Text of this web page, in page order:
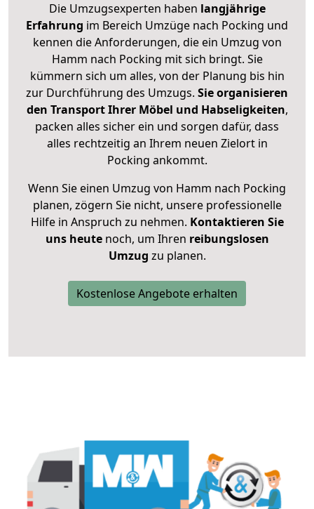
Die Umzugsexperten haben langjährige
Erfahrung im Bereich Umzüge nach Pocking und
kennen die Anforderungen, die ein Umzug von
Hamm nach Pocking mit sich bringt. Sie
kümmern sich um alles, von der Planung bis hin
zur Durchführung des Umzugs. Sie organisieren
den Transport Ihrer Möbel und Habseligkeiten,
packen alles sicher ein und sorgen dafür, dass
alles rechtzeitig an Ihrem neuen Zielort in
Pocking ankommt.
Wenn Sie einen Umzug von Hamm nach Pocking
planen, zögern Sie nicht, unsere professionelle
Hilfe in Anspruch zu nehmen. Kontaktieren Sie
uns heutenoch, um Ihren reibungslosen
Umzug zu planen.
Kostenlose Angebote erhalten